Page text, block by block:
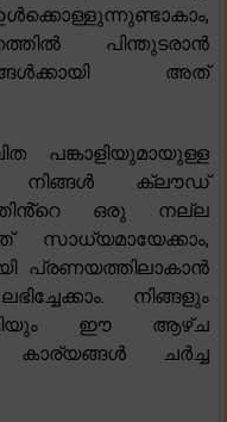
പിന്തുടരാൻ
അത്
പങ്കാളിയുമായുള്ള
നിങ്ങൾ ക്ലൗഡ്
ഒരു നല്ല
പ്രണയത്തിലാകാൻ
നിങ്ങളും
ഈ ആഴ്ച
കാര്യങ്ങൾ ചർച്ച